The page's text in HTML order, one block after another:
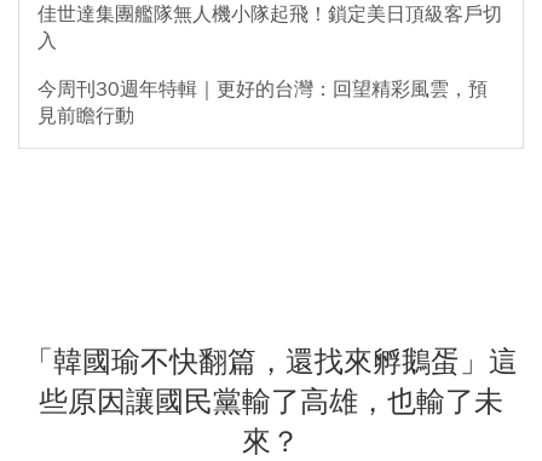
佳世達集團艦隊無人機小隊起飛！鎖定美日頂級客戶切
入
今周刊30週年特輯｜更好的台灣：回望精彩風雲，預
見前瞻行動
「韓國瑜不快翻篇，還找來孵鵝蛋」這
些原因讓國民黨輸了高雄，也輸了未
來？